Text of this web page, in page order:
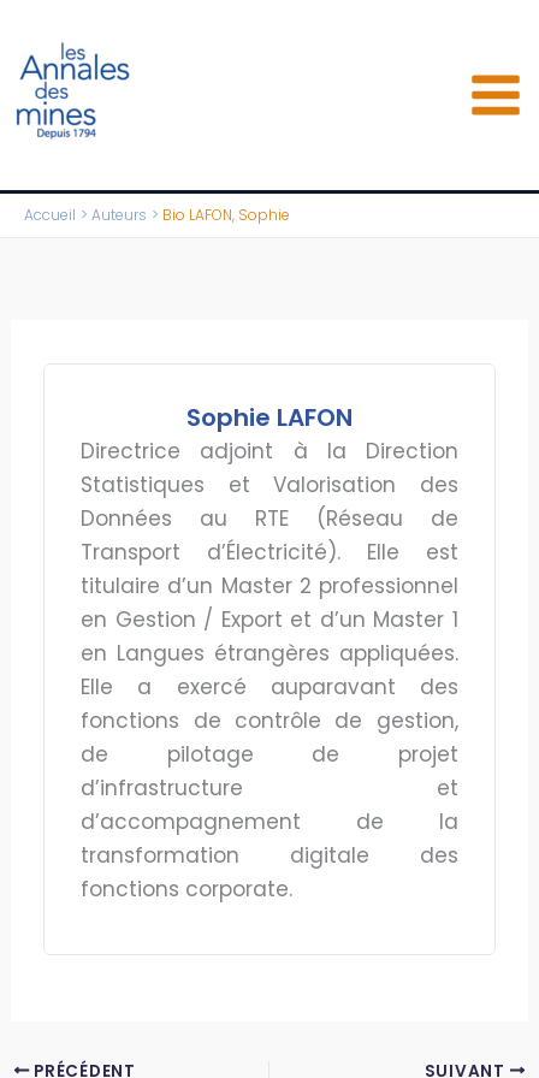
contenu
Accueil Auteurs Bio LAFON, Sophie
Sophie LAFON
Directrice adjoint à la Direction
Statistiques et Valorisation des
Données au RTE (Réseau de
Transport d’Électricité). Elle est
titulaire d’un Master 2 professionnel
en Gestion / Export et d’un Master 1
en Langues étrangères appliquées.
Elle a exercé auparavant des
fonctions de contrôle de gestion,
de pilotage de projet
d’infrastructure et
d’accompagnement de la
transformation digitale des
fonctions corporate.
PRÉCÉDENT SUIVANT